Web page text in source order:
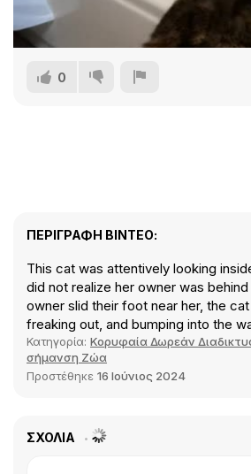
0
ΠΕΡΙΓΡΑΦΉ ΒΊΝΤΕΟ:
This cat was attentively looking
did not realize her owner was
owner slid their foot near her, the
freaking out, and bumping into the
Κατηγορία: Κορυφαία Δωρεάν
σήμανση Ζώα
Προστέθηκε 16 Ιούνιος 2024
ΣΧΌΛΙΑ